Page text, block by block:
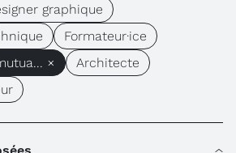
graphique
Formateur·ice
×
Architecte